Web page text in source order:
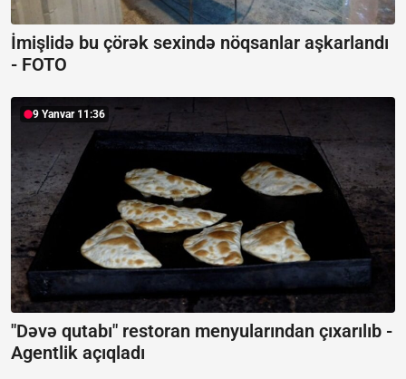
İmişlidə bu çörək sexində nöqsanlar aşkarlandı
- FOTO
9 Yanvar 11:36
"Dəvə qutabı" restoran menyularından çıxarılıb -
Agentlik açıqladı